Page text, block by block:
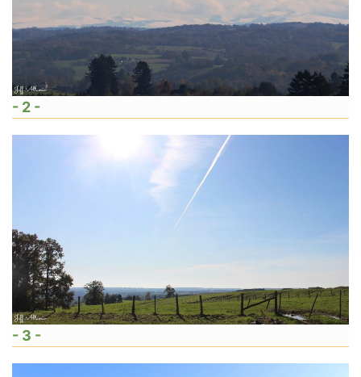
- 2 -
- 3 -